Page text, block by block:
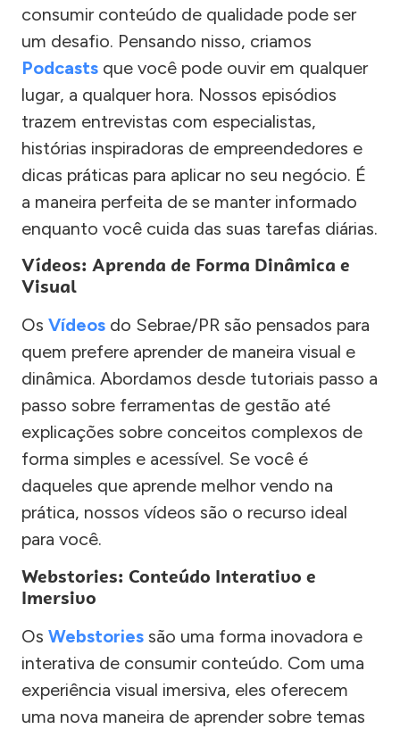
consumir conteúdo de qualidade pode ser
um desafio. Pensando nisso, criamos
Podcasts que você pode ouvir em qualquer
lugar, a qualquer hora. Nossos episódios
trazem entrevistas com especialistas,
histórias inspiradoras de empreendedores e
dicas práticas para aplicar no seu negócio. É
a maneira perfeita de se manter informado
enquanto você cuida das suas tarefas diárias.
Vídeos: Aprenda de Forma Dinâmica e
Visual
Os Vídeos do Sebrae/PR são pensados para
quem prefere aprender de maneira visual e
dinâmica. Abordamos desde tutoriais passo a
passo sobre ferramentas de gestão até
explicações sobre conceitos complexos de
forma simples e acessível. Se você é
daqueles que aprende melhor vendo na
prática, nossos vídeos são o recurso ideal
para você.
Webstories: Conteúdo Interativo e
Imersivo
Os Webstories são uma forma inovadora e
interativa de consumir conteúdo. Com uma
experiência visual imersiva, eles oferecem
uma nova maneira de aprender sobre temas